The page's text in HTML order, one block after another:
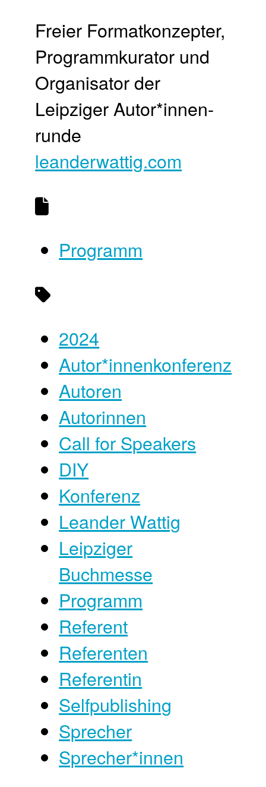
Freier Format­konzepter,
Programm­kurator und
Organisator der
Leipziger Autor*innen­
runde
leanderwattig.com
Programm
2024
Autor*innenkonferenz
Autoren
Autorinnen
Call for Speakers
DIY
Konferenz
Leander Wattig
Leipziger
Buchmesse
Programm
Referent
Referenten
Referentin
Selfpublishing
Sprecher
Sprecher*innen